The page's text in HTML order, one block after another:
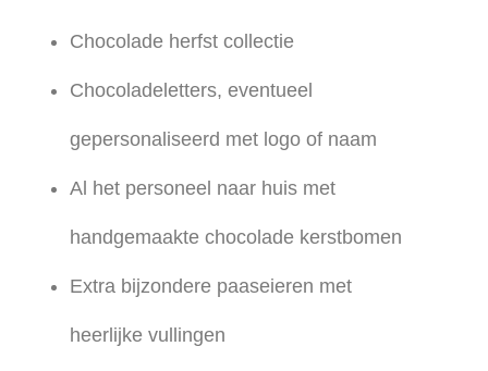
Chocolade herfst collectie
Chocoladeletters, eventueel
gepersonaliseerd met logo of naam
Al het personeel naar huis met
handgemaakte chocolade kerstbomen
Extra bijzondere paaseieren met
heerlijke vullingen